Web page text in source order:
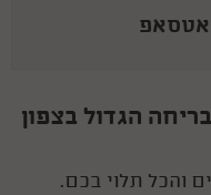
הגדול בצפון
והכל תלוי בכם.